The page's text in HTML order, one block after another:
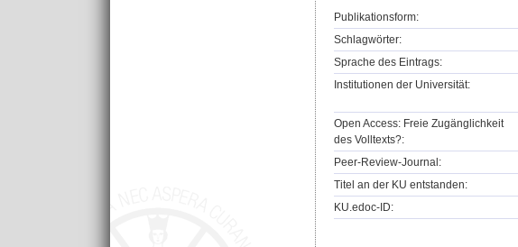
Publikationsform:
Schlagwörter:
Sprache des Eintrags:
Institutionen der Universität:
Open Access: Freie Zugänglichkeit
des Volltexts?:
Peer-Review-Journal:
Titel an der KU entstanden:
KU.edoc-ID: